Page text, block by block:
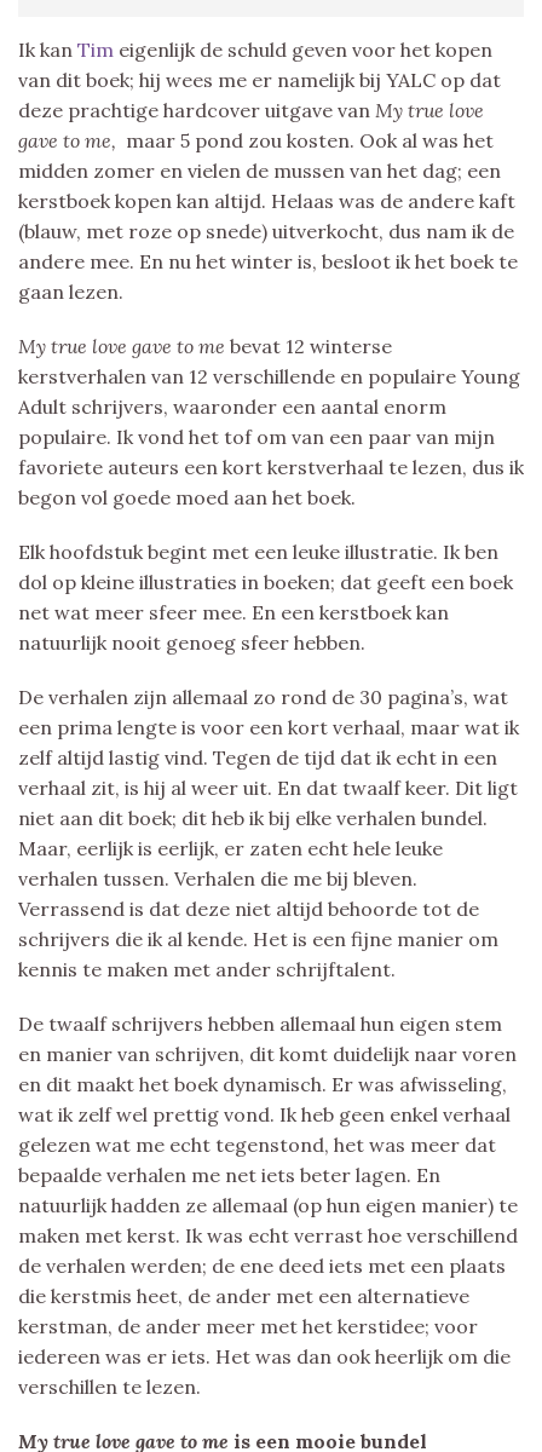
Ik kan Tim eigenlijk de schuld geven voor het kopen
van dit boek; hij wees me er namelijk bij YALC op dat
deze prachtige hardcover uitgave van My true love
gave to me, maar 5 pond zou kosten. Ook al was het
midden zomer en vielen de mussen van het dag; een
kerstboek kopen kan altijd. Helaas was de andere kaft
(blauw, met roze op snede) uitverkocht, dus nam ik de
andere mee. En nu het winter is, besloot ik het boek te
gaan lezen.
My true love gave to me bevat 12 winterse
kerstverhalen van 12 verschillende en populaire Young
Adult schrijvers, waaronder een aantal enorm
populaire. Ik vond het tof om van een paar van mijn
favoriete auteurs een kort kerstverhaal te lezen, dus ik
begon vol goede moed aan het boek.
Elk hoofdstuk begint met een leuke illustratie. Ik ben
dol op kleine illustraties in boeken; dat geeft een boek
net wat meer sfeer mee. En een kerstboek kan
natuurlijk nooit genoeg sfeer hebben.
De verhalen zijn allemaal zo rond de 30 pagina’s, wat
een prima lengte is voor een kort verhaal, maar wat ik
zelf altijd lastig vind. Tegen de tijd dat ik echt in een
verhaal zit, is hij al weer uit. En dat twaalf keer. Dit ligt
niet aan dit boek; dit heb ik bij elke verhalen bundel.
Maar, eerlijk is eerlijk, er zaten echt hele leuke
verhalen tussen. Verhalen die me bij bleven.
Verrassend is dat deze niet altijd behoorde tot de
schrijvers die ik al kende. Het is een fijne manier om
kennis te maken met ander schrijftalent.
De twaalf schrijvers hebben allemaal hun eigen stem
en manier van schrijven, dit komt duidelijk naar voren
en dit maakt het boek dynamisch. Er was afwisseling,
wat ik zelf wel prettig vond. Ik heb geen enkel verhaal
gelezen wat me echt tegenstond, het was meer dat
bepaalde verhalen me net iets beter lagen. En
natuurlijk hadden ze allemaal (op hun eigen manier) te
maken met kerst. Ik was echt verrast hoe verschillend
de verhalen werden; de ene deed iets met een plaats
die kerstmis heet, de ander met een alternatieve
kerstman, de ander meer met het kerstidee; voor
iedereen was er iets. Het was dan ook heerlijk om die
verschillen te lezen.
My true love gave to me is een mooie bundel